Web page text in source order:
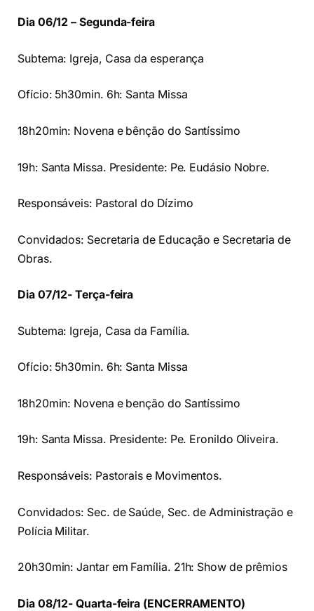
Dia 06/12 – Segunda-feira
Subtema: Igreja, Casa da esperança
Ofício: 5h30min. 6h: Santa Missa
18h20min: Novena e bênção do Santíssimo
19h: Santa Missa. Presidente: Pe. Eudásio Nobre.
Responsáveis: Pastoral do Dízimo
Convidados: Secretaria de Educação e Secretaria de
Obras.
Dia 07/12- Terça-feira
Subtema: Igreja, Casa da Família.
Ofício: 5h30min. 6h: Santa Missa
18h20min: Novena e benção do Santíssimo
19h: Santa Missa. Presidente: Pe. Eronildo Oliveira.
Responsáveis: Pastorais e Movimentos.
Convidados: Sec. de Saúde, Sec. de Administração e
Polícia Militar.
20h30min: Jantar em Família. 21h: Show de prêmios
Dia 08/12- Quarta-feira (ENCERRAMENTO)